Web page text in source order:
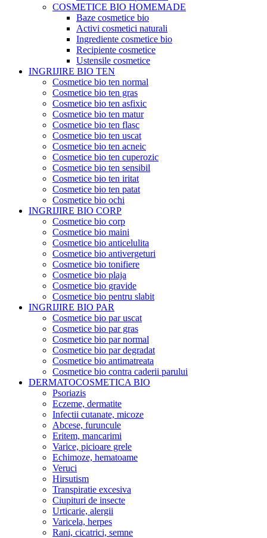
COSMETICE BIO HOMEMADE
Baze cosmetice bio
Activi cosmetici naturali
Ingrediente cosmetice bio
Recipiente cosmetice
Ustensile cosmetice
INGRIJIRE BIO TEN
Cosmetice bio ten normal
Cosmetice bio ten gras
Cosmetice bio ten asfixic
Cosmetice bio ten matur
Cosmetice bio ten flasc
Cosmetice bio ten uscat
Cosmetice bio ten acneic
Cosmetice bio ten cuperozic
Cosmetice bio ten sensibil
Cosmetice bio ten iritat
Cosmetice bio ten patat
Cosmetice bio ochi
INGRIJIRE BIO CORP
Cosmetice bio corp
Cosmetice bio maini
Cosmetice bio anticelulita
Cosmetice bio antivergeturi
Cosmetice bio tonifiere
Cosmetice bio plaja
Cosmetice bio gravide
Cosmetice bio pentru slabit
INGRIJIRE BIO PAR
Cosmetice bio par uscat
Cosmetice bio par gras
Cosmetice bio par normal
Cosmetice bio par degradat
Cosmetice bio antimatreata
Cosmetice bio contra caderii parului
DERMATOCOSMETICA BIO
Psoriazis
Eczeme, dermatite
Infectii cutanate, micoze
Abcese, furuncule
Eritem, mancarimi
Varice, picioare grele
Echimoze, hematoame
Veruci
Hirsutism
Transpiratie excesiva
Ciupituri de insecte
Urticarie, alergii
Varicela, herpes
Rani, cicatrici, semne